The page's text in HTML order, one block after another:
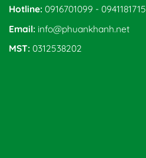
Hotline: 0916701099 - 0941181715
Email: info@phuankhanh.net
MST: 0312538202